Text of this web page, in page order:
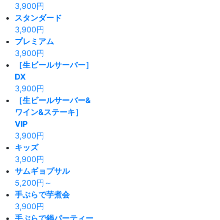
3,900円
スタンダード
3,900円
プレミアム
3,900円
［生ビールサーバー］
DX
3,900円
［生ビールサーバー&
ワイン&ステーキ］
VIP
3,900円
キッズ
3,900円
サムギョプサル
5,200円～
手ぶらで芋煮会
3,900円